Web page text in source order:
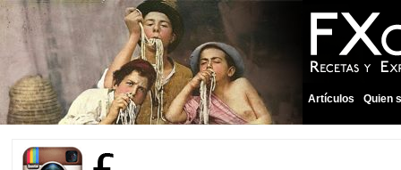
Artículos Quien